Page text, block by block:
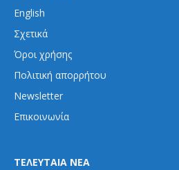
English
Σχετικά
Όροι χρήσης
Πολιτική απορρήτου
Newsletter
Επικοινωνία
ΤΕΛΕΥΤΑΙΑ ΝΕΑ